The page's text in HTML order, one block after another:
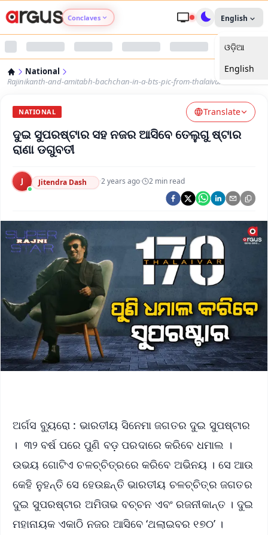
Conclaves
Argus Nari Shakti
Argus Health Connect
Argus Swaad Odisha
Argus Chalo Dekhein Apna Desh
English
ଓଡ଼ିଆ
English
National
Rajinikanth-and-amitabh-bachchan-in-a-bts-pic-from-thalaivar-170
NATIONAL Translate
ଦୁଇ ସୁପରଷ୍ଟାର ସହ ନଜର ଆସିବେ ତେଲୁଗୁ ଷ୍ଟାର
ରାଣା ଡଗୁବତୀ
J Jitendra Dash ·2 years ago· 2 min read
ଅର୍ଗସ ବ୍ୟୁରୋ : ଭାରତୀୟ ସି‌ନେମା ଜଗତର ଦୁଇ ସୁପଷ୍ଟାର
। ୩୨ ବର୍ଷ ପରେ ପୁଣି ବଡ଼ ପରଦାରେ କରିବେ ଧମାଲ ।
ଉଭୟ ଗୋଟିଏ ଚଳଚ୍ଚିତ୍ରରେ କରିବେ ଅଭିନୟ । ସେ ଆଉ
କେହି ନୁହନ୍ତି ସେ ହେଉଛନ୍ତି ଭାରତୀୟ ଚଳଚ୍ଚିତ୍ର ଜଗତର
ଦୁଇ ସୁପରଷ୍ଟାର ଅମିତାଭ ବଚ୍ଚନ ଏବଂ ରଜନୀକାନ୍ତ । ଦୁଇ
ମହାନାୟକ ଏକାଠି ନଜର ଆସିବେ ‘ଥଲାଇବର ୧୭୦’ ।